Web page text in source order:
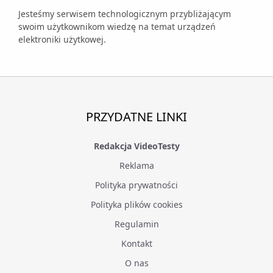
Jesteśmy serwisem technologicznym przybliżającym
swoim użytkownikom wiedzę na temat urządzeń
elektroniki użytkowej.
PRZYDATNE LINKI
Redakcja VideoTesty
Reklama
Polityka prywatności
Polityka plików cookies
Regulamin
Kontakt
O nas